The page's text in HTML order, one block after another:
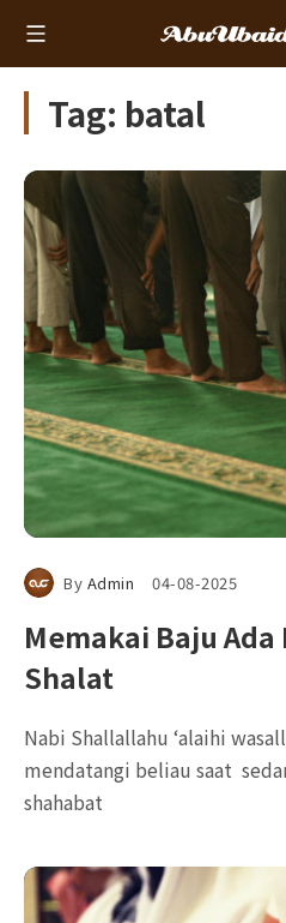
Tag: batal
By Admin 04-08-2025
Memakai Baju
Shalat
Nabi Shallallahu ‘alaihi
mendatangi beliau saat
shahabat